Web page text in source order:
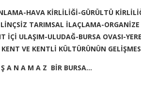
HAVA KİRLİLİĞİ-GÜRÜLTÜ
TARIMSAL İLAÇLAMA-
İÇİ ULAŞIM-ULUDAĞ-BURSA OVASI-
VE KENTLİ KÜLTÜRÜNÜN
A N A M A Z BİR BURSA…